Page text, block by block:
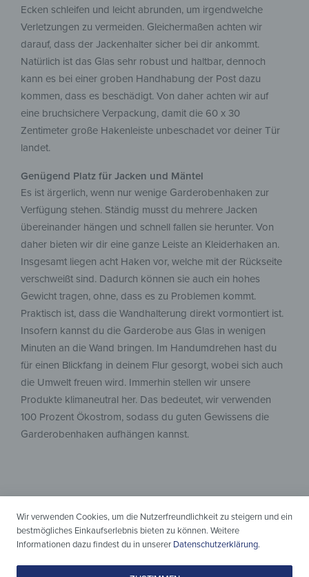
Ecken schleifen und leicht abrunden, um irgendwelche
Verletzungen zu vermeiden. Gleichermaßen achten wir
darauf, dass der Jackenhalter sicher bei dir ankommt.
Natürlich ist das Glas sehr robust und haltbar, dennoch
kann es bei einer groben Handhabung der Post dazu
kommen, dass es beschädigt. Von daher achten wir auf
eine bruchsichere Verpackung, damit die 60 x 30
Zentimeter große Hakenleiste unbeschadet vor deiner Tür
landet.
Genügend Platz für Jacken und Mäntel
Es ist ärgerlich, wenn nur wenige Garderobenhaken zur
Verfügung stehen. Ständig musst du mehrere Jacken
übereinander hängen und schnell fallen sie herunter. Von
daher bieten wir dir eine ganze Leiste an Kleiderhaken an.
Insgesamt liegen acht Haken vor, welche mit der Rückseite
verschweißt sind. Dadurch können sie auch ein hohes
Gewicht tragen, ohne, dass es zu Problemen kommt.
Praktisch ist, dass die Wandhalterung direkt vormontiert ist.
Insofern kannst du die Garderobe aus Glas in wenigen
Minuten an die Wand bringen. Im Handumdrehen hast du
für einen Blickfang in deinem Flur gesorgt, wobei sich auch
die Umwelt freuen wird. Immerhin stellen wir unsere
Produkte klimaneutral her. Das bedeutet, wir verwenden
100 Prozent Ökostrom, sodass du guten Gewissens die
Garderobenhaken aufhängen kannst.
Wir verwenden Cookies, um die Nutzerfreundlichkeit zu steigern und ein
bestmögliches Einkaufserlebnis bieten zu können. Weitere
Informationen dazu findest du in unserer Datenschutzerklärung.